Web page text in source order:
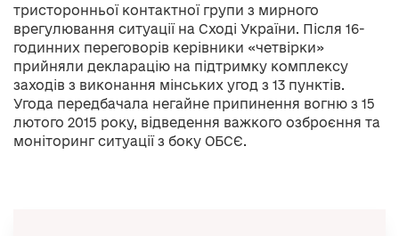
тристоронньої контактної групи з мирного
врегулювання ситуації на Сході України. Після 16-
годинних переговорів керівники «четвірки»
прийняли декларацію на підтримку комплексу
заходів з виконання мінських угод з 13 пунктів.
Угода передбачала негайне припинення вогню з 15
лютого 2015 року, відведення важкого озброєння та
моніторинг ситуації з боку ОБСЄ.